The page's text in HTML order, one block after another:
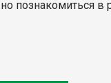
познакомиться в